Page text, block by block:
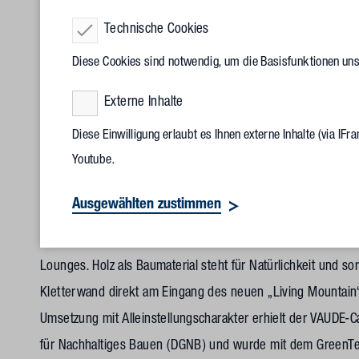
der zentrale Unternehmenswert des bekannten Outdoor-
des Firmensitzes im Mittelpunkt. Vollack entwickelte einen
die Corporate Identity in Gebäudesprache, in eine
revitalisiert. Dabei wurde zum Beispiel eine ehemalige
„neu geboren“. Selbst vorhandener Stahl aus der Halle
Arbeitsplatzmodule tragen im Multi-Space-Office den
Lounges. Holz als Baumaterial steht für Natürlichkeit und
Kletterwand direkt am Eingang des neuen „Living
Umsetzung mit Alleinstellungscharakter erhielt der
für Nachhaltiges Bauen (DGNB) und wurde mit dem
Technische Cookies
Diese Cookies sind notwendig, um die Basisfunktionen
Externe Inhalte
Diese Einwilligung erlaubt es Ihnen externe Inhalte (via
Youtube.
Ausgewählten zustimmen